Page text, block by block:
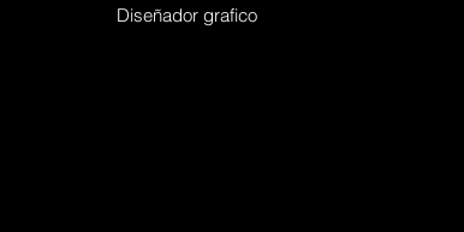
Diseñador grafico